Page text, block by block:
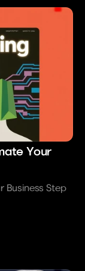
tiene
para
a
lee
de
Your
Business Step